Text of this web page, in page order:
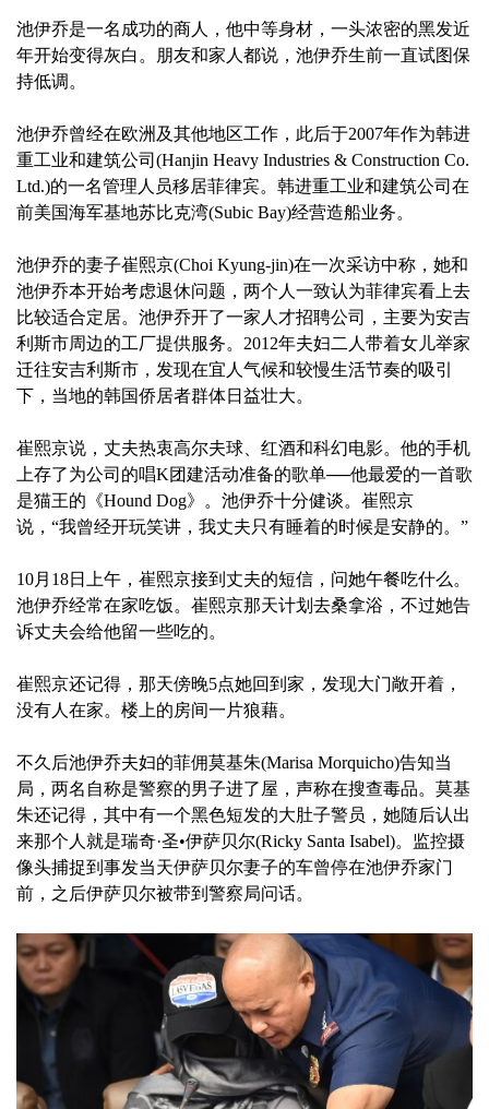
池伊乔是一名成功的商人，他中等身材，一头浓密的黑发近
年开始变得灰白。朋友和家人都说，池伊乔生前一直试图保
持低调。
池伊乔曾经在欧洲及其他地区工作，此后于2007年作为韩进
重工业和建筑公司(Hanjin Heavy Industries & Construction Co.
Ltd.)的一名管理人员移居菲律宾。韩进重工业和建筑公司在
前美国海军基地苏比克湾(Subic Bay)经营造船业务。
池伊乔的妻子崔熙京(Choi Kyung-jin)在一次采访中称，她和
池伊乔本开始考虑退休问题，两个人一致认为菲律宾看上去
比较适合定居。池伊乔开了一家人才招聘公司，主要为安吉
利斯市周边的工厂提供服务。2012年夫妇二人带着女儿举家
迁往安吉利斯市，发现在宜人气候和较慢生活节奏的吸引
下，当地的韩国侨居者群体日益壮大。
崔熙京说，丈夫热衷高尔夫球、红酒和科幻电影。他的手机
上存了为公司的唱K团建活动准备的歌单──他最爱的一首歌
是猫王的《Hound Dog》。池伊乔十分健谈。崔熙京
说，“我曾经开玩笑讲，我丈夫只有睡着的时候是安静的。”
10月18日上午，崔熙京接到丈夫的短信，问她午餐吃什么。
池伊乔经常在家吃饭。崔熙京那天计划去桑拿浴，不过她告
诉丈夫会给他留一些吃的。
崔熙京还记得，那天傍晚5点她回到家，发现大门敞开着，
没有人在家。楼上的房间一片狼藉。
不久后池伊乔夫妇的菲佣莫基朱(Marisa Morquicho)告知当
局，两名自称是警察的男子进了屋，声称在搜查毒品。莫基
朱还记得，其中有一个黑色短发的大肚子警员，她随后认出
来那个人就是瑞奇·圣•伊萨贝尔(Ricky Santa Isabel)。监控摄
像头捕捉到事发当天伊萨贝尔妻子的车曾停在池伊乔家门
前，之后伊萨贝尔被带到警察局问话。